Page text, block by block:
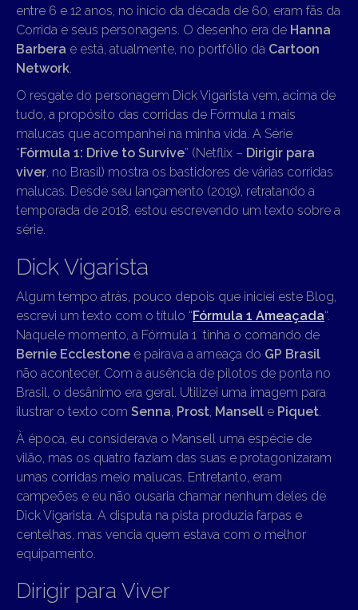
entre 6 e 12 anos, no início da década de 60, eram fãs da
Corrida e seus personagens. O desenho era de Hanna
Barbera e está, atualmente, no portfólio da Cartoon
Network
O resgate do personagem Dick Vigarista vem, acima de
tudo, a propósito das corridas de Fórmula 1 mais
malucas que acompanhei na minha vida. A Série
“Fórmula 1: Drive to Survive” (Netflix – Dirigir para
viver , no Brasil) mostra os bastidores de várias corridas
malucas. Desde seu lançamento (2019), retratando a
temporada de 2018, estou escrevendo um texto sobre a
série.
Dick Vigarista
Algum tempo atrás, pouco depois que iniciei este Blog,
escrevi um texto com o título “Fórmula 1 Ameaçada“.
Naquele momento, a Fórmula 1 tinha o comando de
Bernie Ecclestone e pairava a ameaça do GP Brasil
não acontecer. Com a ausência de pilotos de ponta no
Brasil, o desânimo era geral. Utilizei uma imagem para
ilustrar o texto com Senna Prost Mansell e Piquet
À época, eu considerava o Mansell uma espécie de
vilão, mas os quatro faziam das suas e protagonizaram
umas corridas meio malucas. Entretanto, eram
campeões e eu não ousaria chamar nenhum deles de
Dick Vigarista. A disputa na pista produzia farpas e
centelhas, mas vencia quem estava com o melhor
equipamento.
Dirigir para Viver